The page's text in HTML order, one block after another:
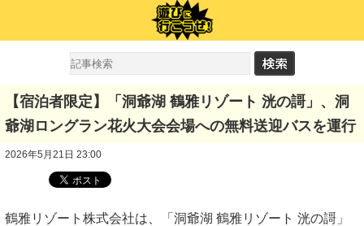
【宿泊者限定】「洞爺湖 鶴雅リゾート 洸の謌」、洞
爺湖ロングラン花火大会会場への無料送迎バスを運行
2026年5月21日 23:00
鶴雅リゾート株式会社は、「洞爺湖 鶴雅リゾート 洸の謌」